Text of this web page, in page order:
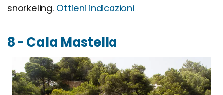
snorkeling. Ottieni indicazioni
8 - Cala Mastella